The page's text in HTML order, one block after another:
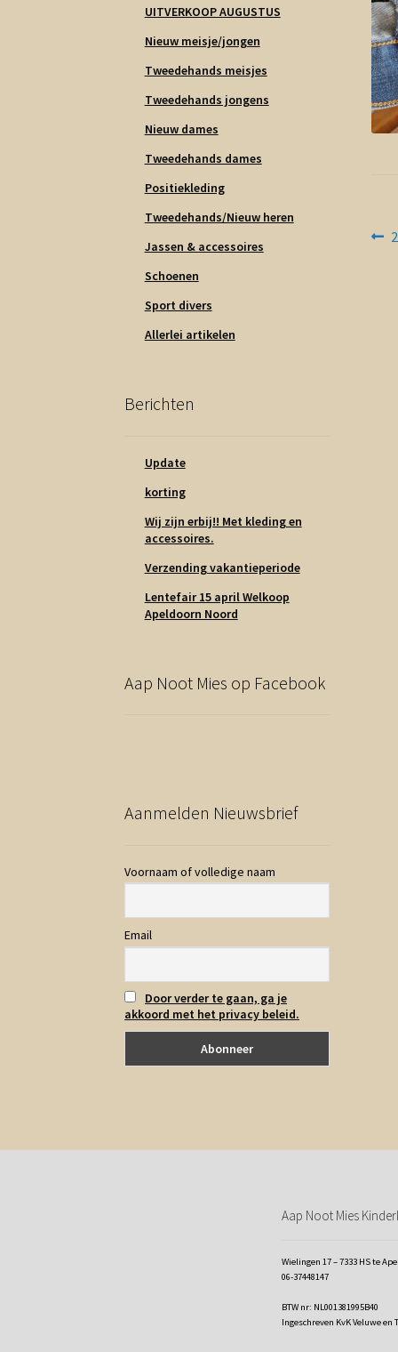
UITVERKOOP AUGUSTUS
Nieuw meisje/jongen
Tweedehands meisjes
Tweedehands jongens
Nieuw dames
Tweedehands dames
Positiekleding
Tweedehands/Nieuw heren
Jassen & accessoires
Schoenen
Sport divers
Allerlei artikelen
Berichten
Update
korting
Wij zijn erbij!! Met kleding en
accessoires.
Verzending vakantieperiode
Lentefair 15 april Welkoop
Apeldoorn Noord
Aap Noot Mies op Facebook
Aanmelden Nieuwsbrief
Voornaam of volledige naam
Email
Door verder te gaan, ga je
akkoord met het privacy beleid.
Aap Noot Mies
Wielingen 17 – 7333 HS te
06-37448147
BTW nr: NL001381995B40
Ingeschreven KvK Veluwe en